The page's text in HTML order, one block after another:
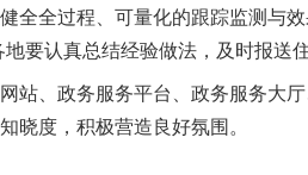
全过程、可量化的跟踪监测与效
要认真总结经验做法，及时报送
、政务服务平台、政务服务大厅
晓度，积极营造良好氛围。